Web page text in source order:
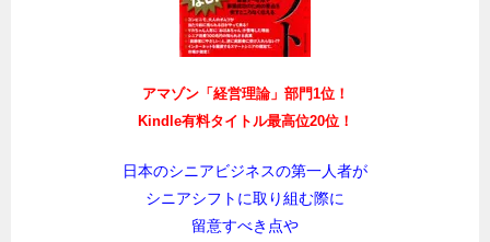
アマゾン「経営理論」部門1位！
Kindle有料タイトル最高位20位！
日本のシニアビジネスの第一人者が
シニアシフトに取り組む際に
留意すべき点や